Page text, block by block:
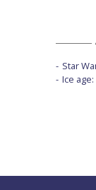
Star
Ice